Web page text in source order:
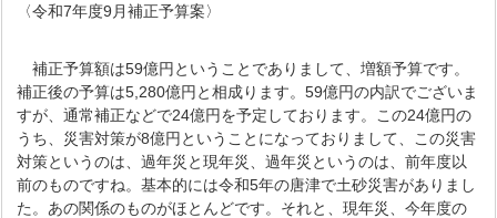
〈令和7年度9月補正予算案〉
補正予算額は59億円ということでありまして、増額予算です。
補正後の予算は5,280億円と相成ります。59億円の内訳でございま
すが、通常補正などで24億円を予定しております。この24億円の
うち、災害対策が8億円ということになっておりまして、この災害
対策というのは、過年災と現年災、過年災というのは、前年度以
前のものですね。基本的には令和5年の唐津で土砂災害がありまし
た。あの関係のものがほとんどです。それと、現年災、今年度の